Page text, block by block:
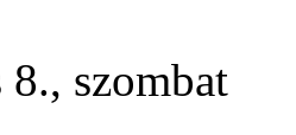
szombat